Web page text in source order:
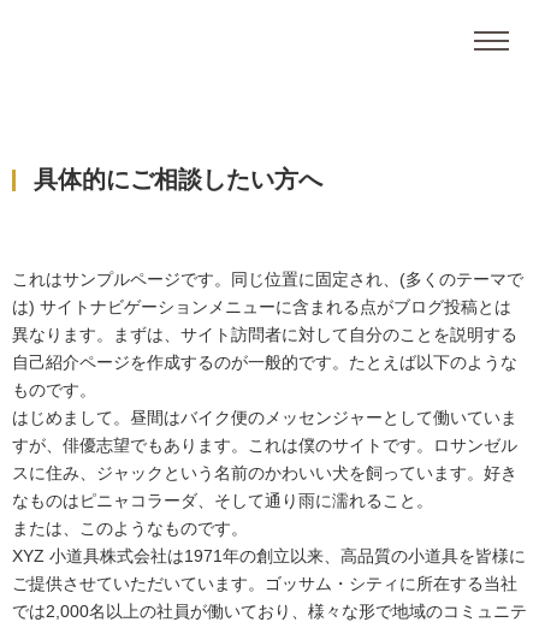
具体的にご相談したい方へ
これはサンプルページです。同じ位置に固定され、(多くのテーマで
は) サイトナビゲーションメニューに含まれる点がブログ投稿とは
異なります。まずは、サイト訪問者に対して自分のことを説明する
自己紹介ページを作成するのが一般的です。たとえば以下のような
ものです。
はじめまして。昼間はバイク便のメッセンジャーとして働いていま
すが、俳優志望でもあります。これは僕のサイトです。ロサンゼル
スに住み、ジャックという名前のかわいい犬を飼っています。好き
なものはピニャコラーダ、そして通り雨に濡れること。
または、このようなものです。
XYZ 小道具株式会社は1971年の創立以来、高品質の小道具を皆様に
ご提供させていただいています。ゴッサム・シティに所在する当社
では2,000名以上の社員が働いており、様々な形で地域のコミュニテ